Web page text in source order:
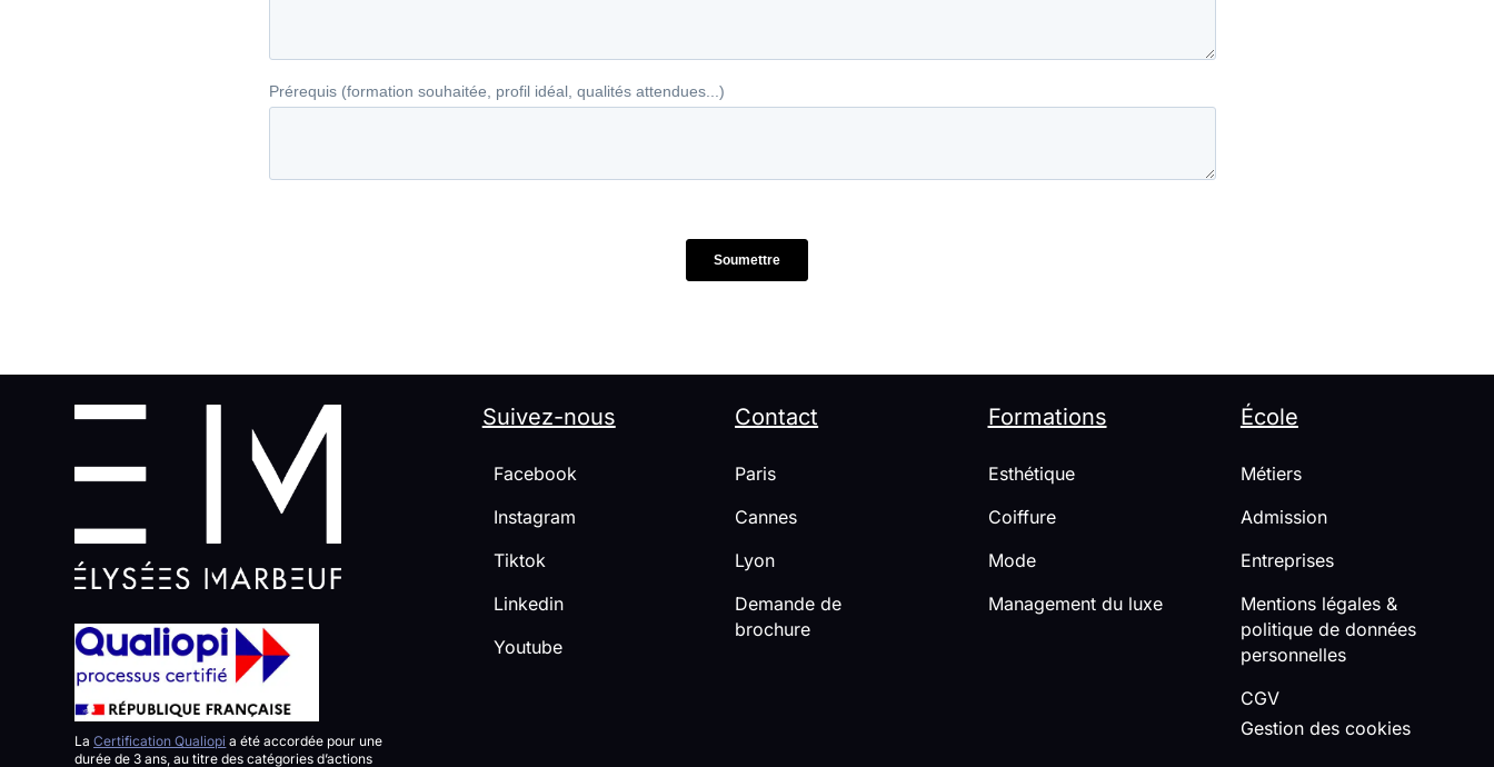
LaCertification Qualiopi a été accordée pour une
durée de 3 ans, au titre des catégories d’actions
Suivez-nous
Facebook
Instagram
Tiktok
Linkedin
Youtube
Contact
Paris
Cannes
Lyon
Demande de
brochure
Formations
Esthétique
Coiffure
Mode
Management du luxe
École
Métiers
Admission
Entreprises
Mentions légales &
politique de données
personnelles
CGV
Gestion des cookies